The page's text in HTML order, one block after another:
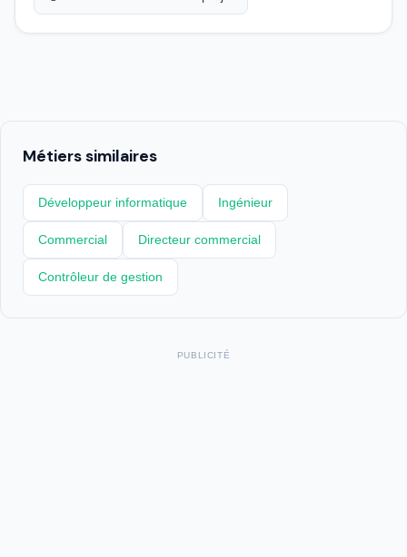
Métiers similaires
Développeur informatique Ingénieur
Commercial Directeur commercial
Contrôleur de gestion
PUBLICITÉ